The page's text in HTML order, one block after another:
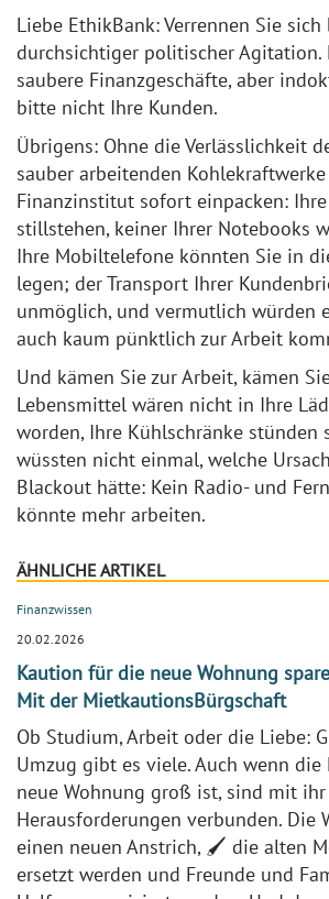
Liebe EthikBank: Verrennen Sie
durchsichtiger politischer Agitation.
saubere Finanzgeschäfte, aber
bitte nicht Ihre Kunden.
Übrigens: Ohne die Verlässlichkeit
sauber arbeitenden
Finanzinstitut sofort einpacken:
stillstehen, keiner Ihrer Notebooks
Ihre Mobiltelefone könnten Sie in
legen; der Transport Ihrer
unmöglich, und vermutlich würden
auch kaum pünktlich zur Arbeit
Und kämen Sie zur Arbeit, kämen
Lebensmittel wären nicht in Ihre
worden, Ihre Kühlschränke stünden
wüssten nicht einmal, welche
Blackout hätte: Kein Radio- und
könnte mehr arbeiten.
ÄHNLICHE ARTIKEL
Finanzwissen
20.02.2026
Kaution für die neue Wohnung
Mit der MietkautionsBürgschaft
Ob Studium, Arbeit oder die Liebe:
Umzug gibt es viele. Auch wenn die
neue Wohnung groß ist, sind mit
Herausforderungen verbunden. Die
einen neuen Anstrich, 🖌️ die alten
ersetzt werden und Freunde und